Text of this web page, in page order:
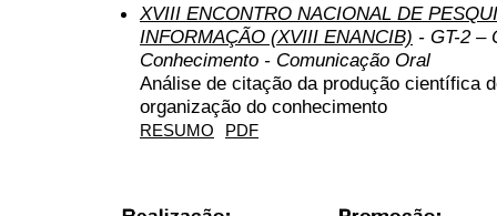
XVIII ENCONTRO NACIONAL DE
INFORMAÇÃO (XVIII ENANCIB) - GT-2 –
Conhecimento - Comunicação Oral
Análise de citação da produção científica
organização do conhecimento
RESUMO PDF